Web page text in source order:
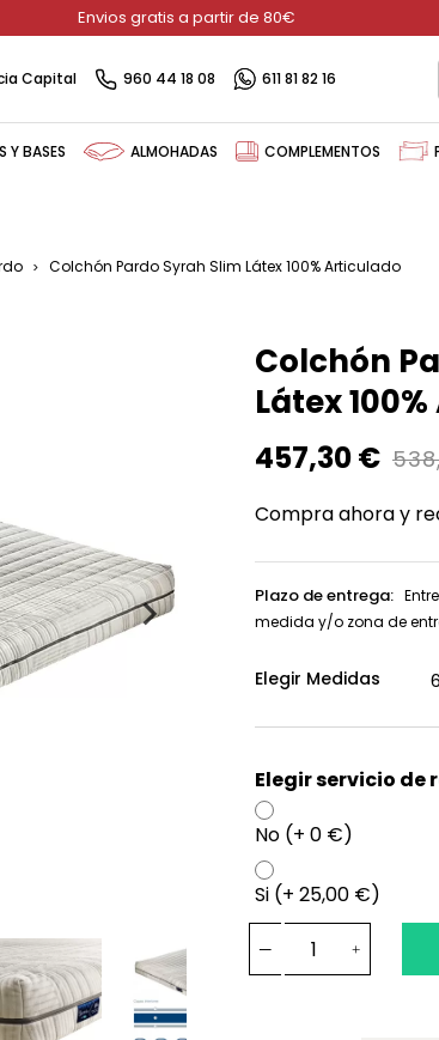
Envios gratis a partir de 80€
Capital 960 44 18 08 611 81 82 16
Y BASES ALMOHADAS COMPLEMENTOS
Colchón Pardo Syrah Slim Látex 100% Articulado
Colchón
Látex
457,30 €
Compra ahora y
Plazo de entrega:
medida y/o zona de
Elegir Medidas
Elegir servicio
No (+ 0 €)
Si (+ 25,00 €)